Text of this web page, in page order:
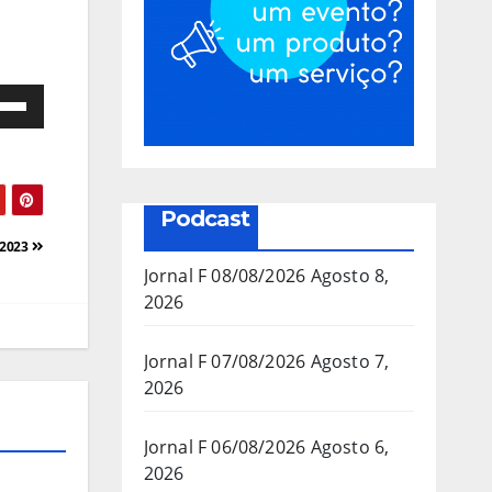
baixo
Podcast
Jornal F 08/08/2026 Agosto 8,
2026
Jornal F 07/08/2026 Agosto 7,
2026
Jornal F 06/08/2026 Agosto 6,
2026